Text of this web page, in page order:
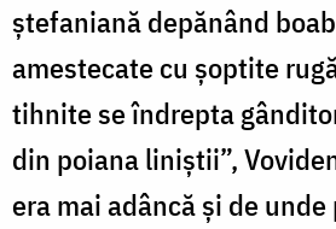
ștefaniană depănând
amestecate cu șoptite
tihnite se îndrepta
din poiana liniștii”,
era mai adâncă și de